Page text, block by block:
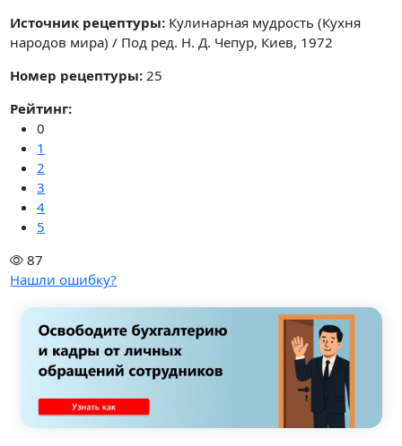
Источник рецептуры: Кулинарная мудрость (Кухня
народов мира) / Под ред. Н. Д. Чепур, Киев, 1972
Номер рецептуры: 25
Рейтинг:
0
1
2
3
4
5
87
Нашли ошибку?